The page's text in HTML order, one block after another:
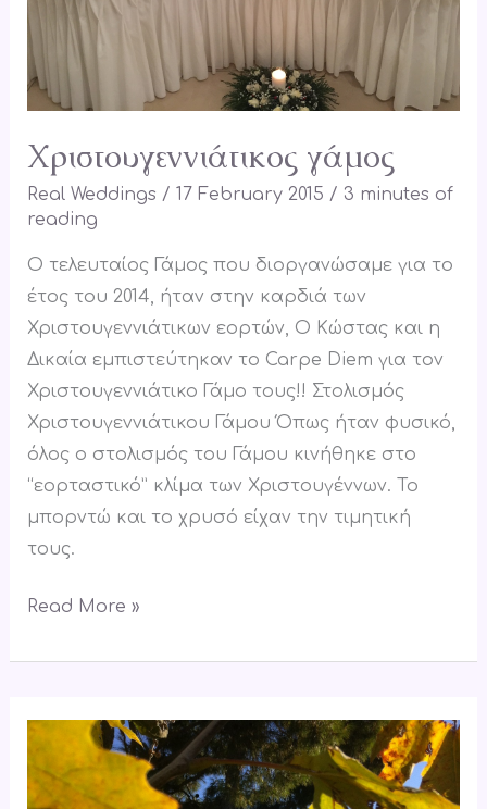
Χριστουγεννιάτικος γάμος
Real Weddings / 17 February 2015 / 3 minutes of
reading
Ο τελευταίος Γάμος που διοργανώσαμε για το
έτος του 2014, ήταν στην καρδιά των
Χριστουγεννιάτικων εορτών, Ο Κώστας και η
Δικαία εμπιστεύτηκαν το Carpe Diem για τον
Χριστουγεννιάτικο Γάμο τους!! Στολισμός
Χριστουγεννιάτικου Γάμου Όπως ήταν φυσικό,
όλος ο στολισμός του Γάμου κινήθηκε στο
“εορταστικό” κλίμα των Χριστουγέννων. Το
μπορντώ και το χρυσό είχαν την τιμητική
τους.
Read More »
Μυστήριο
Γάμου
και